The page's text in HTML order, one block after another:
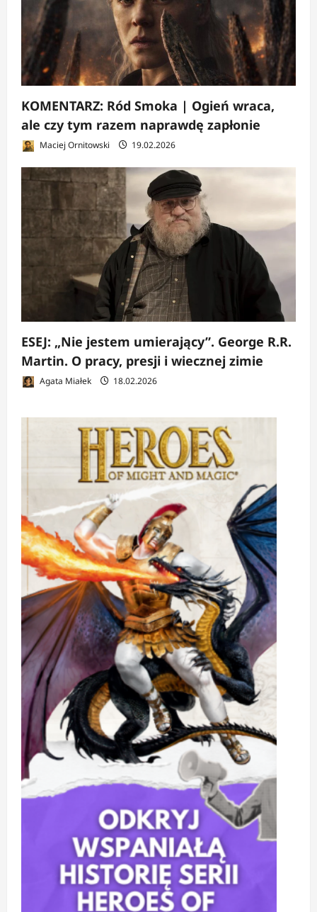
KOMENTARZ: Ród Smoka | Ogień wraca,
ale czy tym razem naprawdę zapłonie
Maciej Ornitowski 19.02.2026
ESEJ: „Nie jestem umierający”. George R.R.
Martin. O pracy, presji i wiecznej zimie
Agata Miałek 18.02.2026